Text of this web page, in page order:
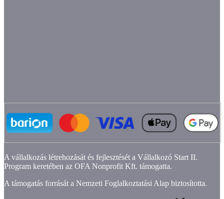
A vállalkozás létrehozását és fejlesztését a Vállalkozó Start II.
Program keretében az OFA Nonprofit Kft. támogatta.
A támogatás forrását a Nemzeti Foglalkoztatási Alap biztosította.